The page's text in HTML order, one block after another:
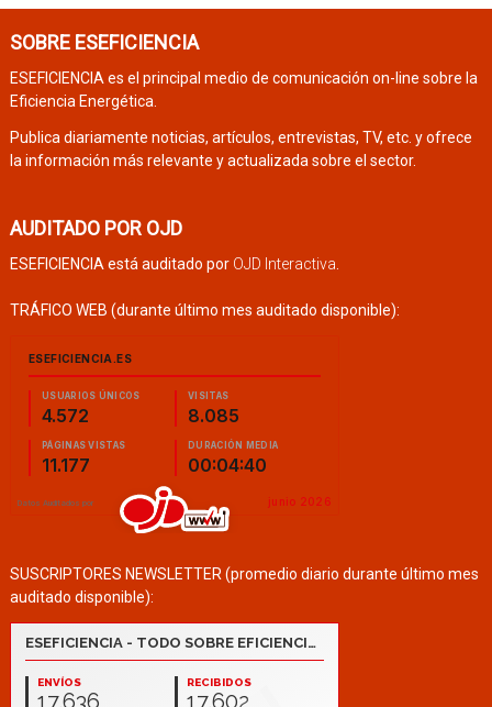
SOBRE ESEFICIENCIA
ESEFICIENCIA es el principal medio de comunicación on-line sobre la
Eficiencia Energética.
Publica diariamente noticias, artículos, entrevistas, TV, etc. y ofrece
la información más relevante y actualizada sobre el sector.
AUDITADO POR OJD
ESEFICIENCIA está auditado por OJD Interactiva
TRÁFICO WEB (durante último mes auditado disponible):
SUSCRIPTORES NEWSLETTER (promedio diario durante último mes
auditado disponible):